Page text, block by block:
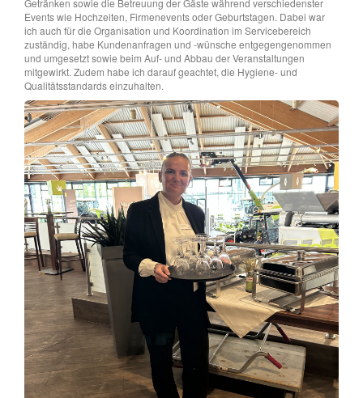
Events wie Hochzeiten, Firmenevents oder Geburtstagen. Dabei war
ich auch für die Organisation und Koordination im Servicebereich
zuständig, habe Kundenanfragen und -wünsche entgegengenommen
und umgesetzt sowie beim Auf- und Abbau der Veranstaltungen
mitgewirkt. Zudem habe ich darauf geachtet, die Hygiene- und
Qualitätsstandards einzuhalten.